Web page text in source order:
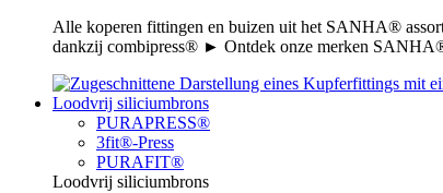
Alle koperen fittingen en buizen uit het SANHA®
dankzij combipress® ► Ontdek onze merken
Loodvrij siliciumbrons
PURAPRESS®
3fit®-Press
PURAFIT®
Loodvrij siliciumbrons